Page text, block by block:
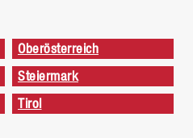
Oberösterreich
Steiermark
Tirol